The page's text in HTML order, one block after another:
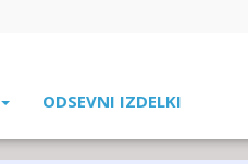
ODSEVNI IZDELKI